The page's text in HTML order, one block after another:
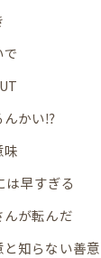
んかい⁉
味
早すぎる
んが転んだ
と知らない善意